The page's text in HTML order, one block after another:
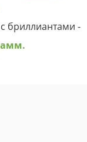
бриллиантами -